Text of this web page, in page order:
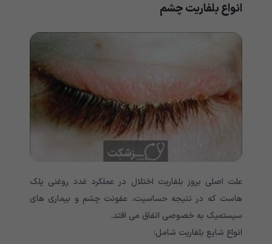
انواع بلفاریت چشم
علت اصلی بروز بلفاریت اختلال در عملکرد غدد روغنی پلک
هاست که در نتیجه حساسیت، عفونت چشم و بیماری های
سیستمیک به خصوصی اتفاق می افتد.
انواع شایع بلفاریت شامل: